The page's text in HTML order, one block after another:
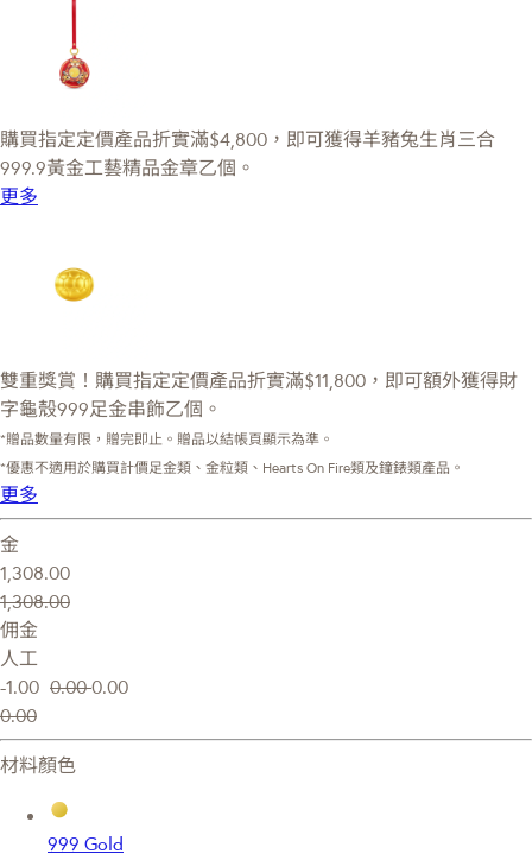
購買指定定價產品折實滿$4,800，即可獲得羊豬兔生肖三合
999.9黃金工藝精品金章乙個。
更多
雙重獎賞！購買指定定價產品折實滿$11,800，即可額外獲得財
字龜殼999足金串飾乙個。
*贈品數量有限，贈完即止。贈品以結帳頁顯示為準。
*優惠不適用於購買計價足金類、金粒類、Hearts On Fire類及鐘錶類產品。
更多
金
1,308.00
1,308.00
佣金
人工
-1.00 0.000.00
0.00
材料顏色
999 Gold